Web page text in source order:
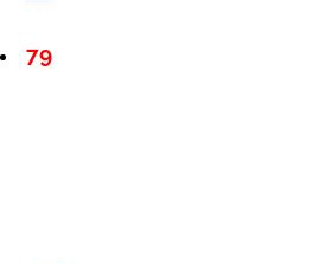
79